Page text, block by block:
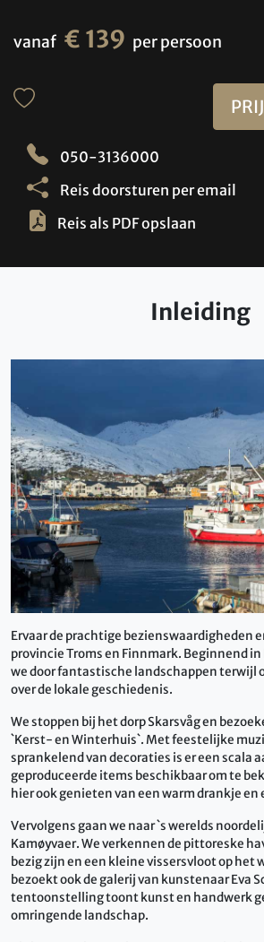
vanaf € 139 per persoon
050-3136000
Reis doorsturen per email
Reis als PDF opslaan
Inleiding
Ervaar de prachtige bezienswaardigheden
provincie Troms en Finnmark. Beginnend
we door fantastische landschappen terwijl
over de lokale geschiedenis.
We stoppen bij het dorp Skarsvåg en
`Kerst- en Winterhuis`. Met feestelijke
sprankelend van decoraties is er een scala
geproduceerde items beschikbaar om te
hier ook genieten van een warm drankje en
Vervolgens gaan we naar `s werelds
Kamøyvaer. We verkennen de pittoreske
bezig zijn en een kleine vissersvloot op het
bezoekt ook de galerij van kunstenaar Eva
tentoonstelling toont kunst en handwerk
omringende landschap.